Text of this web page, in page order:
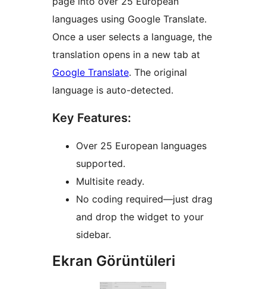
languages using Google Translate.
Once a user selects a language, the
translation opens in a new tab at
Google Translate. The original
language is auto-detected.
Key Features:
Over 25 European languages
supported.
Multisite ready.
No coding required—just drag
and drop the widget to your
sidebar.
Ekran Görüntüleri